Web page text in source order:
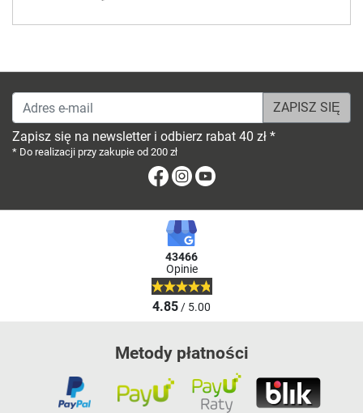
Adres e-mail
Zapisz się na newsletter i odbierz rabat 40 zł *
* Do realizacji przy zakupie od 200 zł
FacebookInstagram
43466
Opinie
4.85/ 5.00
Metody płatności